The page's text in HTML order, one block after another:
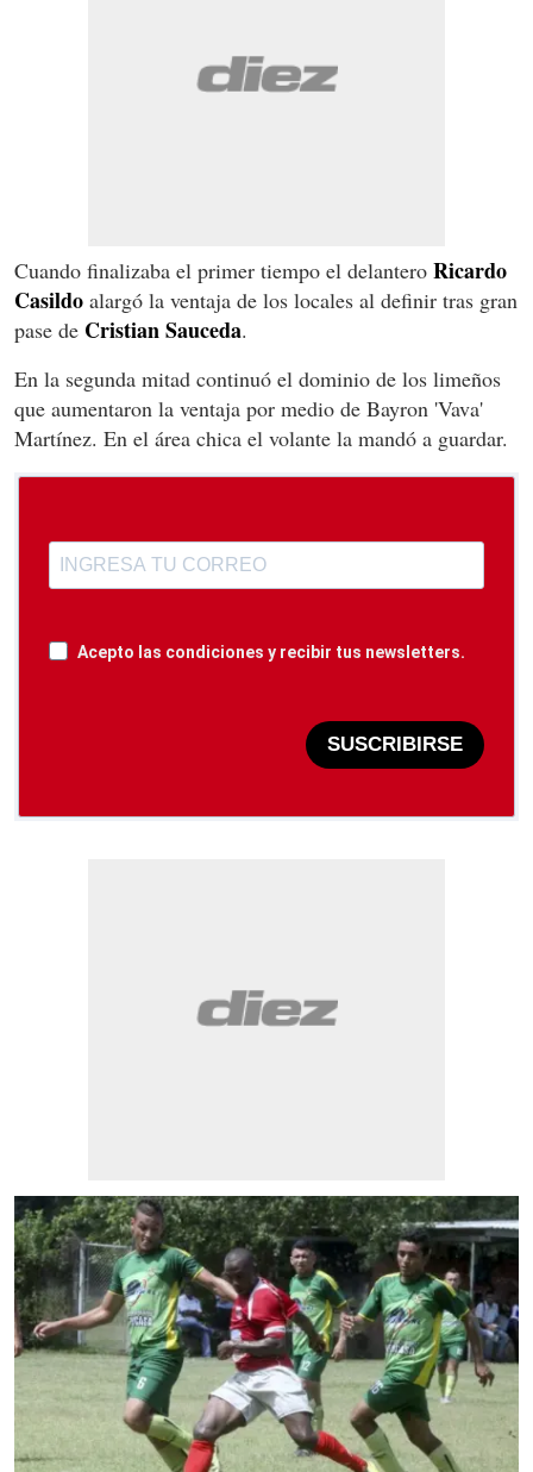
Cuando finalizaba el primer tiempo el delantero Ricardo
Casildo alargó la ventaja de los locales al definir tras gran
pase de Cristian Sauceda.
En la segunda mitad continuó el dominio de los limeños
que aumentaron la ventaja por medio de Bayron 'Vava'
Martínez. En el área chica el volante la mandó a guardar.
Acepto las condiciones y recibir tus newsletters.
SUSCRIBIRSE